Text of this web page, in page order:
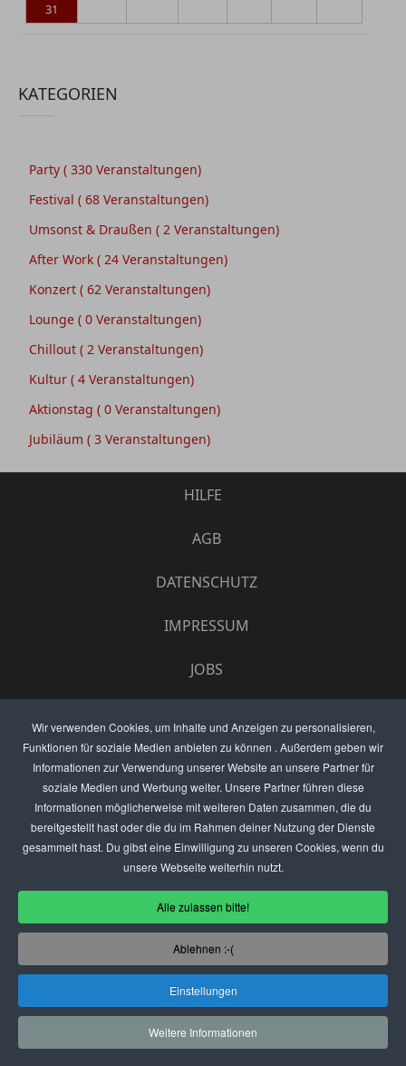
Wir verwenden Cookies, um Inhalte und Anzeigen zu personalisieren,
Funktionen für soziale Medien anbieten zu können . Außerdem geben wir
Informationen zur Verwendung unserer Website an unsere Partner für
soziale Medien und Werbung weiter. Unsere Partner führen diese
Informationen möglicherweise mit weiteren Daten zusammen, die du
bereitgestellt hast oder die du im Rahmen deiner Nutzung der Dienste
gesammelt hast. Du gibst eine Einwilligung zu unseren Cookies, wenn du
unsere Webseite weiterhin nutzt.
Alle zulassen bitte!
Ablehnen :-(
Einstellungen
Weitere Informationen
31
KATEGORIEN
Party ( 330 Veranstaltungen)
Festival ( 68 Veranstaltungen)
Umsonst & Draußen ( 2 Veranstaltungen)
After Work ( 24 Veranstaltungen)
Konzert ( 62 Veranstaltungen)
Lounge ( 0 Veranstaltungen)
Chillout ( 2 Veranstaltungen)
Kultur ( 4 Veranstaltungen)
Aktionstag ( 0 Veranstaltungen)
Jubiläum ( 3 Veranstaltungen)
HILFE
AGB
DATENSCHUTZ
IMPRESSUM
JOBS
ANZEIGEN PREISE
BEWERTET UNS
KONTAKT
THEMENVORSCHLAG
DEIN LOKAL VORSTELLEN
USER